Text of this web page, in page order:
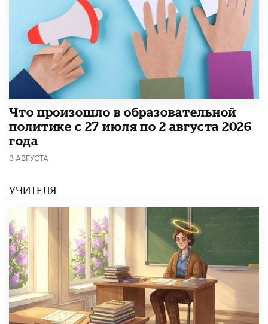
​Что произошло в образовательной
политике с 27 июля по 2 августа 2026
года
3 АВГУСТА
УЧИТЕЛЯ